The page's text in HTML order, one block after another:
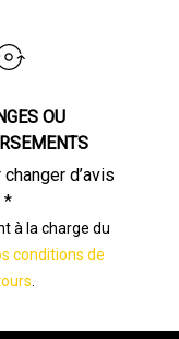
OU
d’avis
*
à la charge du
conditions de